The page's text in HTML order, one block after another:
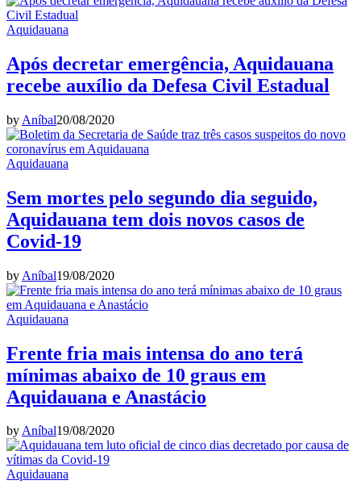
Aquidauana
Após decretar emergência, Aquidauana
recebe auxílio da Defesa Civil Estadual
by Aníbal20/08/2020
Aquidauana
Sem mortes pelo segundo dia seguido,
Aquidauana tem dois novos casos de
Covid-19
by Aníbal19/08/2020
Aquidauana
Frente fria mais intensa do ano terá
mínimas abaixo de 10 graus em
Aquidauana e Anastácio
byAníbal19/08/2020
Aquidauana